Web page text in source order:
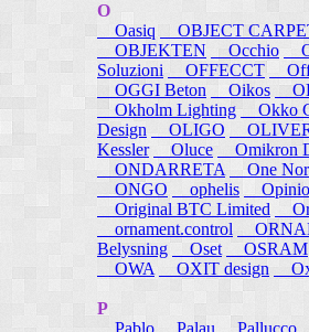
O
Oasiq
OBJECT
OBJEKTEN
Occhio
Soluzioni
OFFECCT
OGGI Beton
Oikos
Okholm Lighting
Okko
Design
OLIGO
Kessler
Oluce Omikron
ONDARRETA
One
ONGO
ophelis
Original BTC Limited
ornament.control
Belysning
Oset OSRAM
OWA
OXIT design
P